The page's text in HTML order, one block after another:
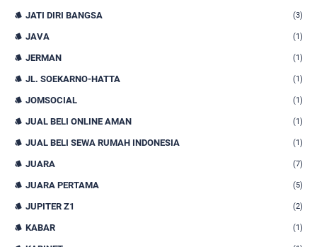
JATI DIRI BANGSA (3)
JAVA (1)
JERMAN (1)
JL. SOEKARNO-HATTA (1)
JOMSOCIAL (1)
JUAL BELI ONLINE AMAN (1)
JUAL BELI SEWA RUMAH INDONESIA (1)
JUARA (7)
JUARA PERTAMA (5)
JUPITER Z1 (2)
KABAR (1)